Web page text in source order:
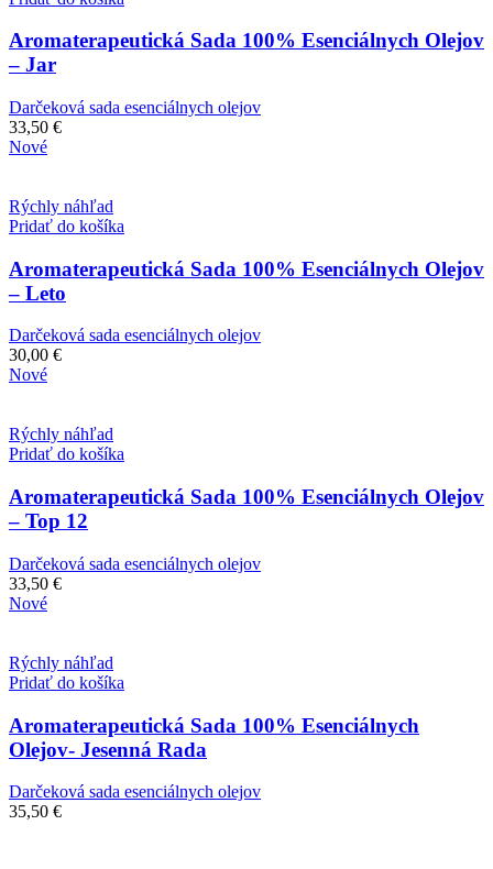
Aromaterapeutická Sada 100% Esenciálnych Olejov
– Jar
Darčeková sada esenciálnych olejov
33,50 €
Nové
Rýchly náhľad
Pridať do košíka
Aromaterapeutická Sada 100% Esenciálnych Olejov
– Leto
Darčeková sada esenciálnych olejov
30,00 €
Nové
Rýchly náhľad
Pridať do košíka
Aromaterapeutická Sada 100% Esenciálnych Olejov
– Top 12
Darčeková sada esenciálnych olejov
33,50 €
Nové
Rýchly náhľad
Pridať do košíka
Aromaterapeutická Sada 100% Esenciálnych
Olejov- Jesenná Rada
Darčeková sada esenciálnych olejov
35,50 €